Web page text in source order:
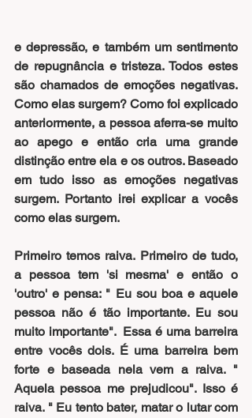
e depressão, e também um sentimento
de repugnância e tristeza. Todos estes
são chamados de emoções negativas.
Como elas surgem? Como foi explicado
anteriormente, a pessoa aferra-se muito
ao apego e então cria uma grande
distinção entre ela e os outros. Baseado
em tudo isso as emoções negativas
surgem. Portanto irei explicar a vocês
como elas surgem.
Primeiro temos raiva. Primeiro de tudo,
a pessoa tem 'si mesma' e então o
'outro' e pensa: " Eu sou boa e aquele
pessoa não é tão importante. Eu sou
muito importante".  Essa é uma barreira
entre vocês dois. É uma barreira bem
forte e baseada nela vem a raiva. "
Aquela pessoa me prejudicou". Isso é
raiva. " Eu tento bater, matar o lutar com